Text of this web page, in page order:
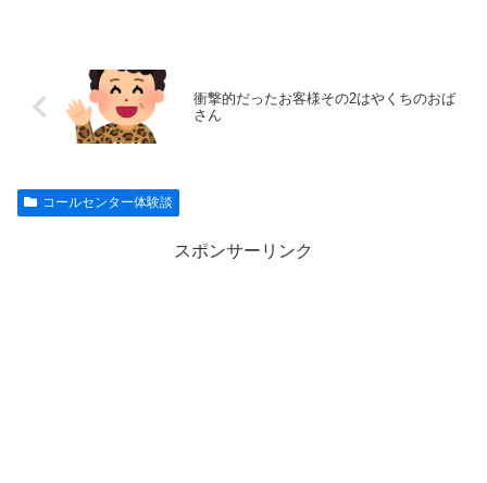
衝撃的だったお客様その2はやくちのおば
さん
コールセンター体験談
スポンサーリンク